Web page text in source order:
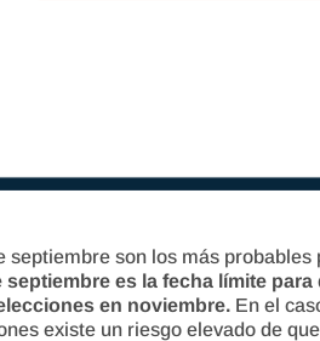
septiembre son los más
septiembre es la fecha límite
en noviembre. En el
existe un riesgo elevado de que